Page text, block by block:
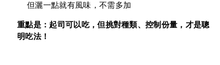
但灑一點就有風味，不需多加
重點是：起司可以吃，但挑對種類、控制份量，才是聰
明吃法！